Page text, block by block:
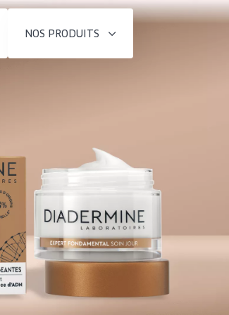
NOS PRODUITS
Crème de Nuit
Crème pour les Yeux
Sérum
Démaquillants
Peau sensible